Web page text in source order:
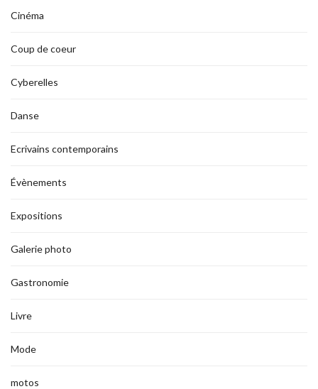
Cinéma
Coup de coeur
Cyberelles
Danse
Ecrivains contemporains
Évènements
Expositions
Galerie photo
Gastronomie
Livre
Mode
motos